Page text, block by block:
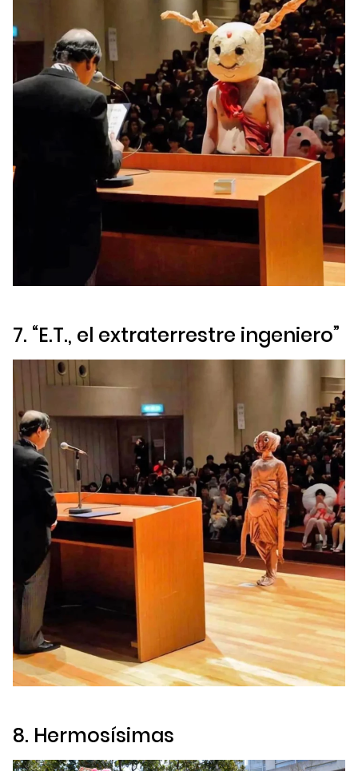
7. “E.T., el extraterrestre ingeniero”
8. Hermosísimas